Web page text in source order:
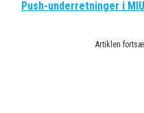
Push-underretninger i
Artiklen